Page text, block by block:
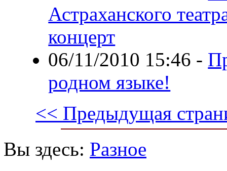
Астраханского
концерт
06/11/2010 15:46 -
родном языке!
<< Предыдущая
Вы здесь: Разное